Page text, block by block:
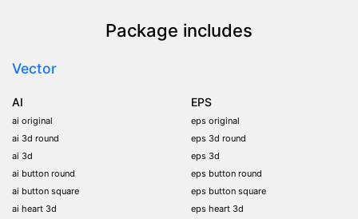
Package includes
Vector
AI
ai original
ai 3d round
ai 3d
ai button round
ai button square
ai heart 3d
EPS
eps original
eps 3d round
eps 3d
eps button round
eps button square
eps heart 3d